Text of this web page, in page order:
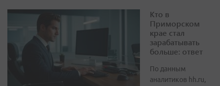
Кто в
Приморском
крае стал
зарабатывать
больше: ответ
По данным
аналитиков hh.ru,